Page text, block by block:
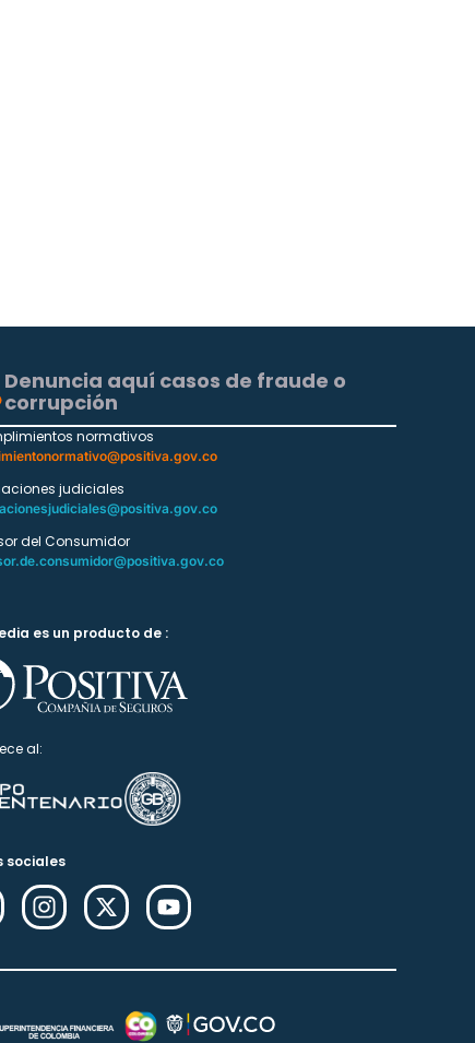
Denuncia aquí casos de fraude o
corrupción
normativos
judiciales
del Consumidor
es un producto de :
al:
sociales